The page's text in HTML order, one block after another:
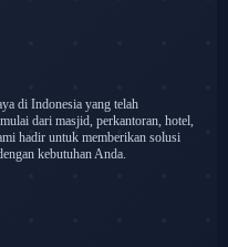
di Indonesia yang telah
dari masjid, perkantoran, hotel,
hadir untuk memberikan solusi
kebutuhan Anda.